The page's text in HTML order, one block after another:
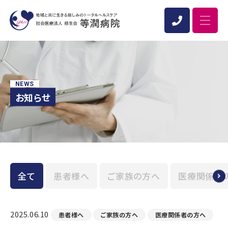
NEWS
お知らせ
全て 患者様へ ご家族の方へ 医療関係者
2025.06.10 患者様へ ご家族の方へ 医療関係者の方へ